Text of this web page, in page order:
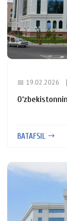
📅 19.02.2026
BATAFSIL